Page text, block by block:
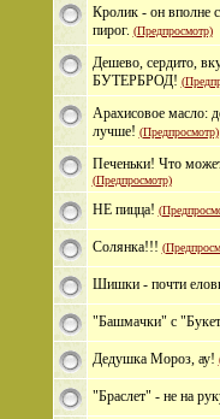
Кролик - он вполне
пирог. (Предпросмотр)
Дешево, сердито,
БУТЕРБРОД!
Арахисовое масло:
лучше! (Предпросмотр)
Печеньки! Что
(Предпросмотр)
НЕ пицца!
Cолянка!!!
Шишки - почти
"Башмачки" с
Дедушка Мороз, ау!
"Браслет" - не на